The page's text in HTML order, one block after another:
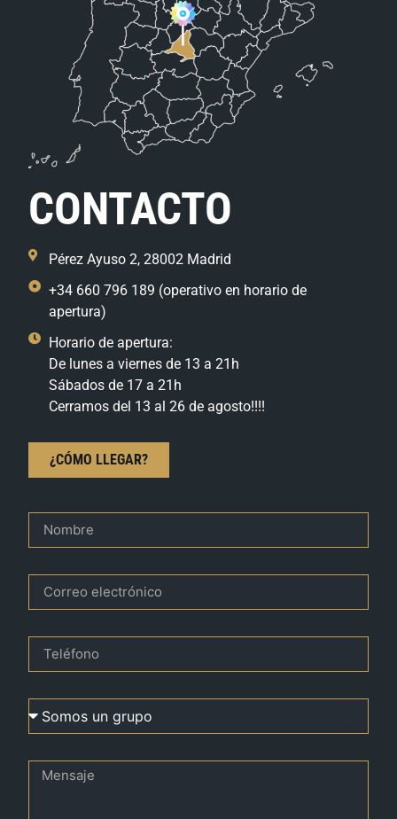
CONTACTO
Pérez Ayuso 2, 28002 Madrid
+34 660 796 189 (operativo en horario de
apertura)
Horario de apertura:
De lunes a viernes de 13 a 21h
Sábados de 17 a 21h
Cerramos del 13 al 26 de agosto!!!!
¿CÓMO LLEGAR?